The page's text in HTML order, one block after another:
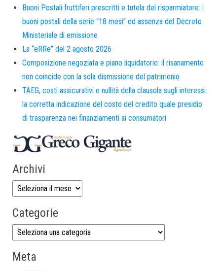
Buoni Postali fruttiferi prescritti e tutela del risparmiatore: i
buoni postali della serie “18 mesi” ed assenza del Decreto
Ministeriale di emissione
La “eRRe” del 2 agosto 2026
Composizione negoziata e piano liquidatorio: il risanamento
non coincide con la sola dismissione del patrimonio
TAEG, costi assicurativi e nullità della clausola sugli interessi:
la corretta indicazione del costo del credito quale presidio
di trasparenza nei finanziamenti ai consumatori
Archivi
Categorie
Meta